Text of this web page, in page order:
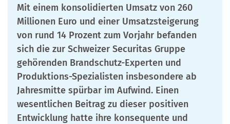
Mit einem konsolidierten Umsatz von 260
Millionen Euro und einer Umsatzsteigerung
von rund 14 Prozent zum Vorjahr befanden
sich die zur Schweizer Securitas Gruppe
gehörenden Brandschutz-Experten und
Produktions-Spezialisten insbesondere ab
Jahresmitte spürbar im Aufwind. Einen
wesentlichen Beitrag zu dieser positiven
Entwicklung hatte ihre konsequente und